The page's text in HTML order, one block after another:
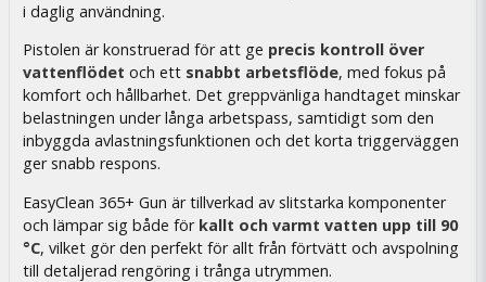
i daglig användning.
Pistolen är konstruerad för att ge precis kontroll över
vattenflödet och ett snabbt arbetsflöde, med fokus på
komfort och hållbarhet. Det greppvänliga handtaget minskar
belastningen under långa arbetspass, samtidigt som den
inbyggda avlastningsfunktionen och det korta triggerväggen
ger snabb respons.
EasyClean 365+ Gun är tillverkad av slitstarka komponenter
och lämpar sig både för kallt och varmt vatten upp till 90
°C, vilket gör den perfekt för allt från förtvätt och avspolning
till detaljerad rengöring i trånga utrymmen.